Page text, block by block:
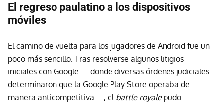
El regreso paulatino a los dispositivos
móviles
El camino de vuelta para los jugadores de Android fue un
poco más sencillo. Tras resolverse algunos litigios
iniciales con Google —donde diversas órdenes judiciales
determinaron que la Google Play Store operaba de
manera anticompetitiva—, el battle royalepudo